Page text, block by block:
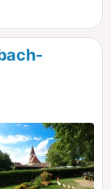
en